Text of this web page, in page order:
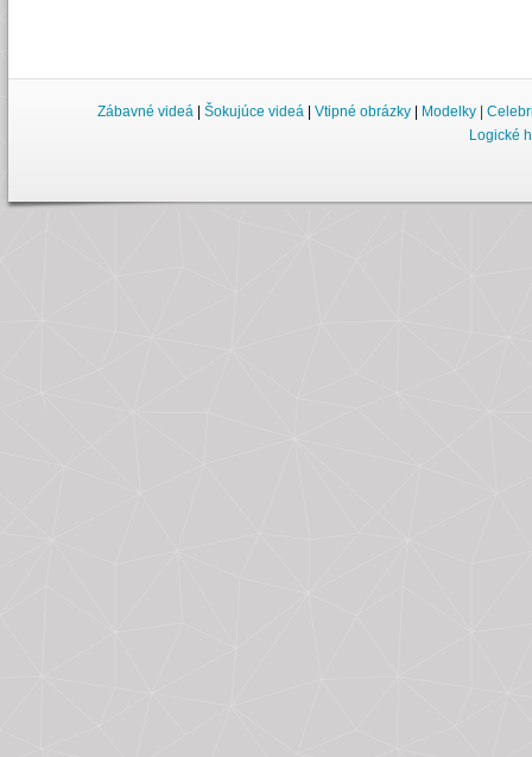
Zábavné videá | Šokujúce videá | Vtipné obrázky | Modelky |
Logické